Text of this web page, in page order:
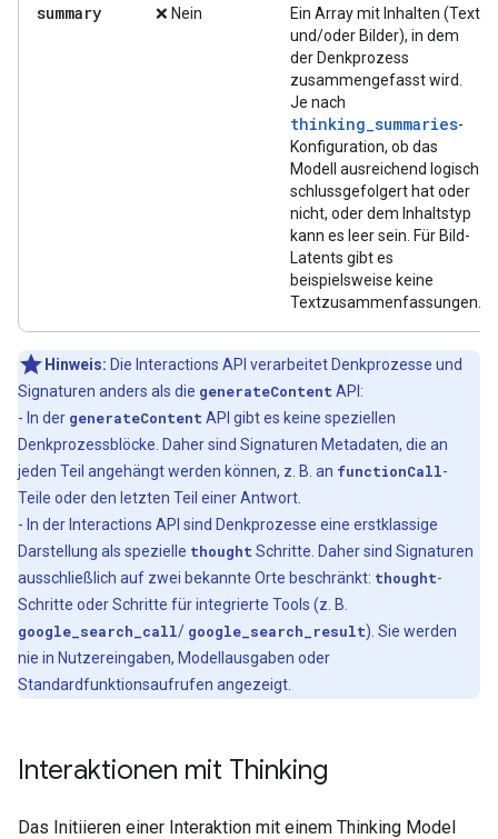
summary ❌ Nein
Ein Array mit Inhalten (Text
und/oder Bilder), in dem
der Denkprozess
zusammengefasst wird.
Je nach
thinking_summaries-
Konfiguration, ob das
Modell ausreichend logisch
schlussgefolgert hat oder
nicht, oder dem Inhaltstyp
kann es leer sein. Für Bild-
Latents gibt es
beispielsweise keine
Textzusammenfassungen.
Hinweis: Die Interactions API verarbeitet Denkprozesse und
Signaturen anders als die generateContent API:
- In der generateContent API gibt es keine speziellen
Denkprozessblöcke. Daher sind Signaturen Metadaten, die an
jeden Teil angehängt werden können, z. B. an functionCall-
Teile oder den letzten Teil einer Antwort.
- In der Interactions API sind Denkprozesse eine erstklassige
Darstellung als spezielle thought Schritte. Daher sind Signaturen
ausschließlich auf zwei bekannte Orte beschränkt: thought-
Schritte oder Schritte für integrierte Tools (z. B.
google_search_call/ google_search_result). Sie werden
nie in Nutzereingaben, Modellausgaben oder
Standardfunktionsaufrufen angezeigt.
Interaktionen mit Thinking
Das Initiieren einer Interaktion mit einem Thinking Model